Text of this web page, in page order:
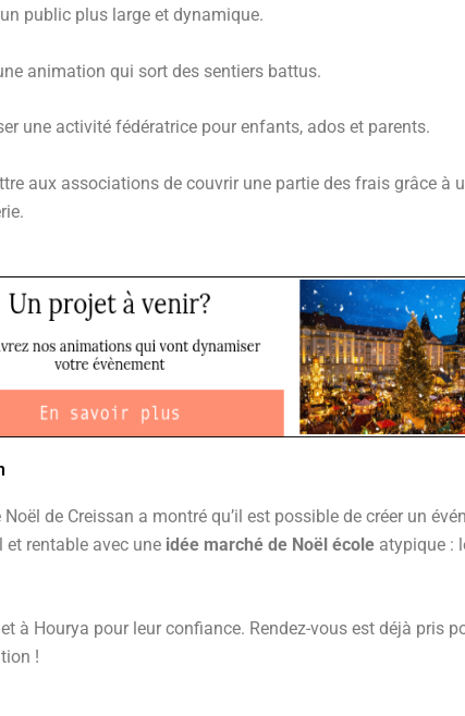
public plus large et dynamique.
animation qui sort des sentiers battus.
une activité fédératrice pour enfants, ados et parents.
aux associations de couvrir une partie des frais grâce à
Noël de Creissan a montré qu’il est possible de créer un
rentable avec une idée marché de Noël école atypique :
et à Hourya pour leur confiance. Rendez-vous est déjà pris
!